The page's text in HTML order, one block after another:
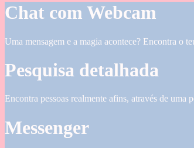
Chat com Webcam
Uma mensagem e a magia acontece? Encontra o
Pesquisa detalhada
Encontra pessoas realmente afins, através de uma
Messenger